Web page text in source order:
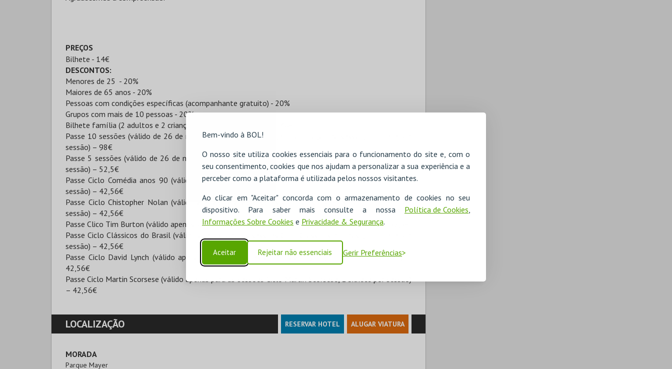
Bem-vindo à BOL!
O nosso site utiliza cookies essenciais para o funcionamento do site e, com o
seu consentimento, cookies que nos ajudam a personalizar a sua experiência e a
perceber como a plataforma é utilizada pelos nossos visitantes.
Ao clicar em "Aceitar" concorda com o armazenamento de cookies no seu
dispositivo. Para saber mais consulte a nossa Política de Cookies,
Informações Sobre Cookies e Privacidade & Segurança.
Aceitar Rejeitar não essenciais Gerir Preferências
PREÇOS
Bilhete - 14€
DESCONTOS:
Menores de 25 - 20%
Maiores de 65 anos - 20%
Pessoas com condições específicas (acompanhante gratuito) - 20%
Grupos com mais de 10 pessoas - 20%
Bilhete família (2 adultos e 2 crianças -até 16 anos inclusive) – 40€
Passe 10 sessões (válido de 26 de maio a 25 de setembro, sujeito à lotação da sessão, 1 bilhete por
sessão) – 98€
Passe 5 sessões (válido de 26 de maio a 25 de setembro, sujeito à lotação da sessão, 1 bilhete por
sessão) – 52,5€
Passe Ciclo Comédia anos 90 (válido apenas para as sessões Ciclo Comédia anos 90, 1 bilhete por
sessão) – 42,56€
Passe Ciclo Chistopher Nolan (válido apenas para as sessões Ciclo Chistopher Nolan, 1 bilhete por
sessão) – 42,56€
Passe Clico Tim Burton (válido apenas para as sessões Clico Tim Burton, 1 bilhete por sessão) – 52,5€
Passe Ciclo Clássicos do Brasil (válido apenas para as sessões Ciclo Clássicos do Brasil, 1 bilhete por
sessão) – 42,56€
Passe Ciclo David Lynch (válido apenas para as sessões Ciclo David Lynch, 1 bilhete por sessão) –
42,56€
Passe Ciclo Martin Scorsese (válido apenas para as sessões Ciclo Martin Scorsese, 1 bilhete por sessão)
– 42,56€
LOCALIZAÇÃO RESERVAR HOTEL ALUGAR VIATURA
MORADA
Parque Mayer